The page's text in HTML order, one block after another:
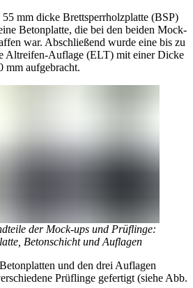
mm dicke Brettsperrholzplatte (BSP)
Betonplatte, die bei den beiden Mock-
war. Abschließend wurde eine bis zu
Altreifen-Auflage (ELT) mit einer Dicke
mm aufgebracht.
der Mock-ups und Prüflinge:
Betonschicht und Auflagen
und den drei Auflagen
Prüflinge gefertigt (siehe Abb.